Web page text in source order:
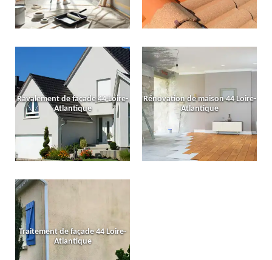
Ravalement de façade 44 Loire-
Atlantique
Rénovation de maison 44 Loire-
Atlantique
Traitement de façade 44 Loire-
Atlantique